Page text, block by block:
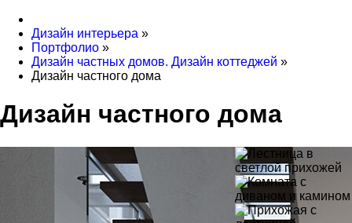
Дизайн интерьера »
Портфолио »
Дизайн частных домов. Дизайн коттеджей »
Дизайн частного дома
Дизайн частного дома